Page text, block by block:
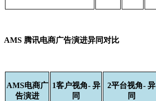
AMS 腾讯电商广告演进异同对比
AMS电商广
告演进
1客户视角- 异
同
2平台视角- 异
同